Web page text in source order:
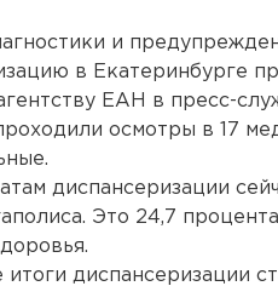
и
в Екатеринбурге
ЕАН в пресс-
осмотры в 17
диспансеризации
Это 24,7
итоги диспансеризации